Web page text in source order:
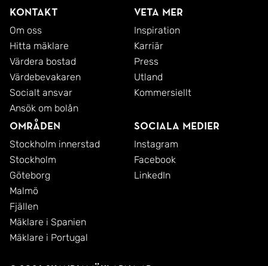
Kontakt
Om oss
Hitta mäklare
Värdera bostad
Värdebevakaren
Socialt ansvar
Ansök om bolån
Veta mer
Inspiration
Karriär
Press
Utland
Kommersiellt
Områden
Stockholm innerstad
Stockholm
Göteborg
Malmö
Fjällen
Mäklare i Spanien
Mäklare i Portugal
Sociala medier
Instagram
Facebook
LinkedIn